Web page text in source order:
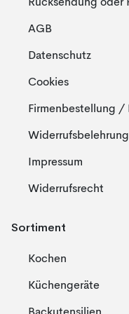
Rücksendung oder
AGB
Datenschutz
Cookies
Firmenbestellung /
Widerrufsbelehrung
Impressum
Widerrufsrecht
Sortiment
Kochen
Küchengeräte